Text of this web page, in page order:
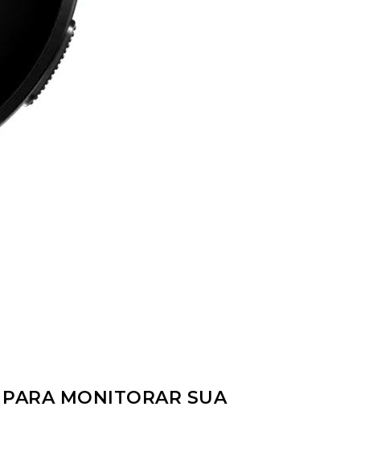
MONITORAR SUA